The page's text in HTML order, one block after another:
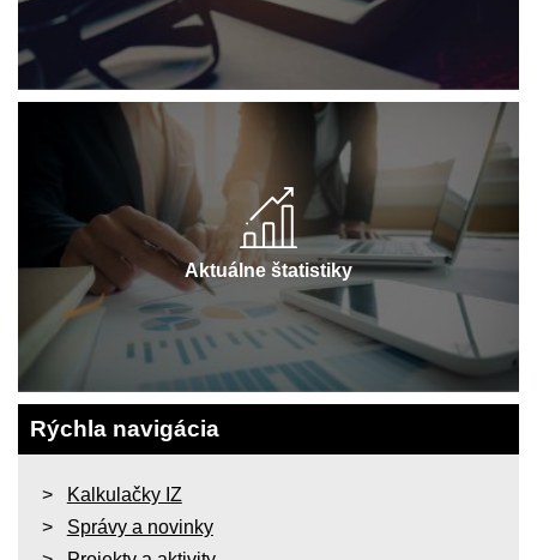
Aktuálne štatistiky
Rýchla navigácia
Kalkulačky IZ
Správy a novinky